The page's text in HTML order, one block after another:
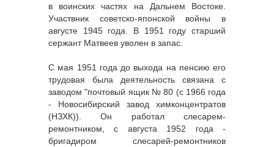
в воинских частях на Дальнем Востоке.
Участвник советско-японской войны в
августе 1945 года. В 1951 году старший
сержант Матвеев уволен в запас.
С мая 1951 года до выхода на пенсию его
трудовая была деятельность связана с
заводом "почтовый ящик № 80 (с 1966 года
- Новосибирский завод химконцентратов
(НЗХК)). Он работал слесарем-
ремонтником, с августа 1952 года -
бригадиром слесарей-ремонтников